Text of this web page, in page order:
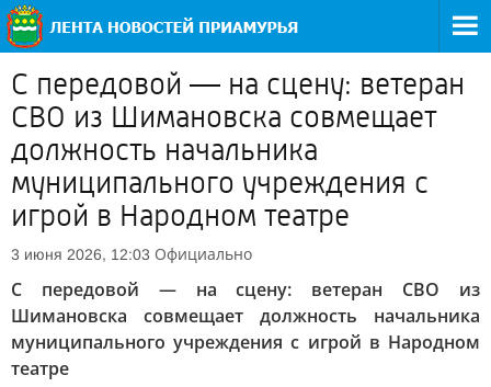
С передовой — на сцену: ветеран
СВО из Шимановска совмещает
должность начальника
муниципального учреждения с
игрой в Народном театре
3 июня 2026, 12:03 Официально
С передовой — на сцену: ветеран СВО из
Шимановска совмещает должность начальника
муниципального учреждения с игрой в Народном
театре